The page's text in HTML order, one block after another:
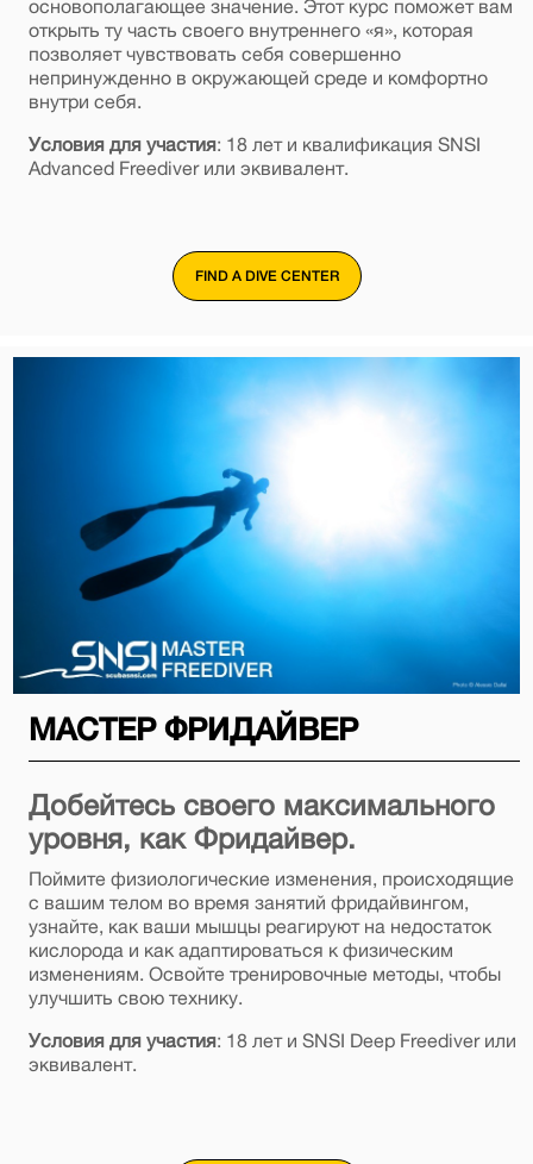
основополагающее значение. Этот курс поможет вам
открыть ту часть своего внутреннего «я», которая
позволяет чувствовать себя совершенно
непринужденно в окружающей среде и комфортно
внутри себя.
Условия для участия: 18 лет и квалификация SNSI
Advanced Freediver или эквивалент.
FIND A DIVE CENTER
МАСТЕР ФРИДАЙВЕР
Добейтесь своего максимального
уровня, как Фридайвер.
Поймите физиологические изменения, происходящие
с вашим телом во время занятий фридайвингом,
узнайте, как ваши мышцы реагируют на недостаток
кислорода и как адаптироваться к физическим
изменениям. Освойте тренировочные методы, чтобы
улучшить свою технику.
Условия для участия: 18 лет и SNSI Deep Freediver или
эквивалент.